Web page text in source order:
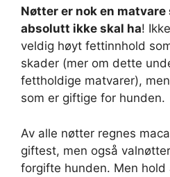
Nøtter er nok en matvare
absolutt ikke skal ha!
veldig høyt fettinnhold
skader (mer om dette
fettholdige matvarer),
som er giftige for hunden.
Av alle nøtter regnes
giftest, men også
forgifte hunden. Men hold